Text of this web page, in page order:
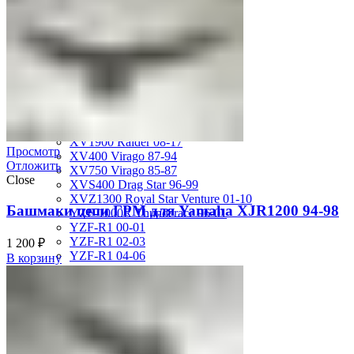
MT-09 14-17
TDM850 96-01
TRX850 95-00
VMX12 V-max 88-07
XJ600S Diversion 92-04
XJR1200 94-98
XJR400 97-06
XV1900 Raider 08-17
XV400 Virago 87-94
XV750 Virago 85-87
XVS400 Drag Star 96-99
XVZ1300 Royal Star Venture 01-10
YZF-1000R Thunderace 96-01
YZF-R1 00-01
YZF-R1 02-03
YZF-R1 04-06
YZF-R1 07-08
YZF-R1 98-99
YZF-R6 03-05
YZF-R6 06-07
Просмотр
Отложить
Close
Башмаки цепи ГРМ для Yamaha XJR1200 94-98
1 200 ₽
В корзину